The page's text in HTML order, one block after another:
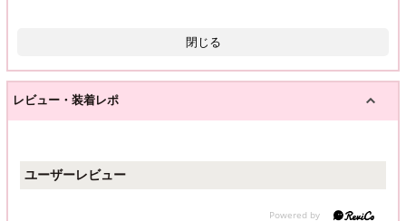
閉じる
レビュー・装着レポ
ユーザーレビュー